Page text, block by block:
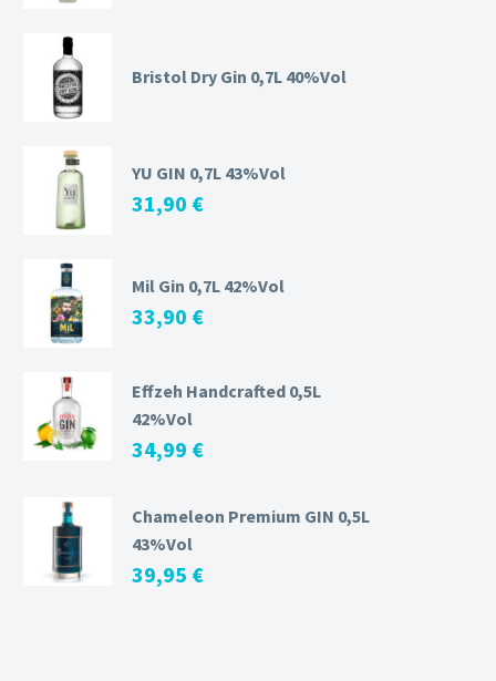
Bristol Dry Gin 0,7L 40%Vol
YU GIN 0,7L 43%Vol
31,90 €
Mil Gin 0,7L 42%Vol
33,90 €
Effzeh Handcrafted 0,5L
42%Vol
34,99 €
Chameleon Premium GIN 0,5L
43%Vol
39,95 €